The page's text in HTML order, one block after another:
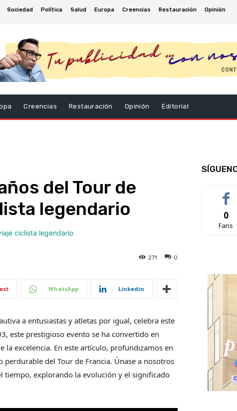
Sociedad Política Salud Europa Creencias Restauración
Opinión
Creencias Restauración Opinión Editorial
del Tour de
legendario
0
271
WhatsApp Linkedin
a entusiastas y atletas por igual, celebra este
este prestigioso evento se ha convertido en
excelencia. En este artículo, profundizamos en
del Tour de Francia. Únase a nosotros
tiempo, explorando la evolución y el significado
0
Fans